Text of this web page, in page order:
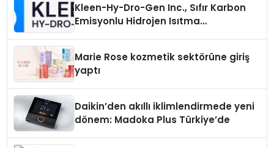
Kleen-Hy-Dro-Gen Inc., Sıfır Karbon
Emisyonlu Hidrojen Isıtma
Marie Rose kozmetik sektörüne giriş
yaptı
Daikin’den akıllı iklimlendirmede yeni
dönem: Madoka Plus Türkiye’de